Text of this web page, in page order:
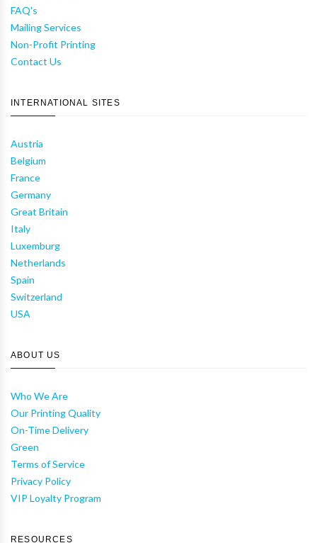
FAQ's
Mailing Services
Non-Profit Printing
Contact Us
INTERNATIONAL SITES
Austria
Belgium
France
Germany
Great Britain
Italy
Luxemburg
Netherlands
Spain
Switzerland
USA
ABOUT US
Who We Are
Our Printing Quality
On-Time Delivery
Green
Terms of Service
Privacy Policy
VIP Loyalty Program
RESOURCES